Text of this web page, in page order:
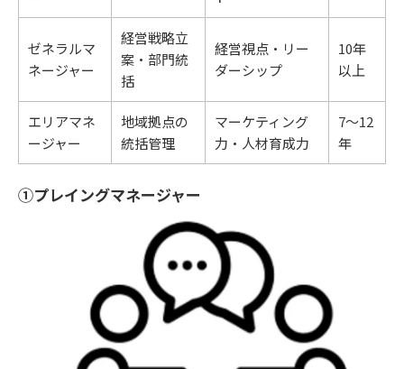
ゼネラルマ
ネージャー
経営戦略立
案・部門統
括
経営視点・リー
ダーシップ
10年
以上
エリアマネ
ージャー
地域拠点の
統括管理
マーケティング
力・人材育成力
7～12
年
①プレイングマネージャー